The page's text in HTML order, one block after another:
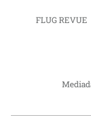
FLUG REVUE